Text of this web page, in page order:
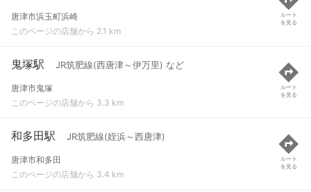
唐津市浜玉町浜崎
このページの店舗から 2.1 km
ルート
を見る
鬼塚駅 JR筑肥線(西唐津～伊万里) など
唐津市鬼塚
このページの店舗から 3.3 km
ルート
を見る
和多田駅 JR筑肥線(姪浜～西唐津)
唐津市和多田
このページの店舗から 3.4 km
ルート
を見る